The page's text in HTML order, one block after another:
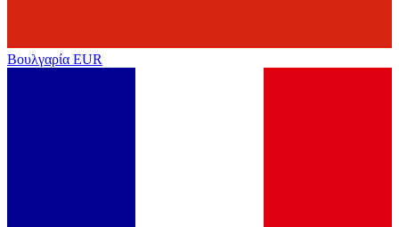
Βουλγαρία EUR